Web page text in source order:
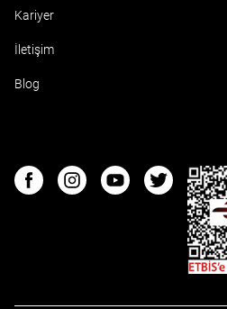
Kariyer
İletişim
Blog
FacebookInstagramYoutubeTwitter
ETBIS